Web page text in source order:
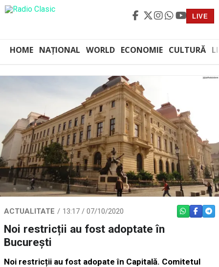
LIVE
HOME NAȚIONAL WORLD ECONOMIE CULTURĂ
ACTUALITATE 13:17 / 07/10/2020 WHATSAPP
Noi restricții au fost adoptate în
București
Noi restricții au fost adopate în Capitală. Comitetul